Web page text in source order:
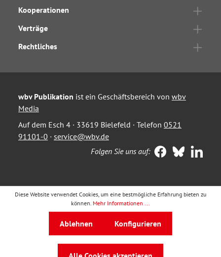
Kooperationen
Verträge
Rechtliches
wbv Publikation ist ein Geschäftsbereich von wbv
Media
Auf dem Esch 4 · 33619 Bielefeld · Telefon 0521
91101-0 · service@wbv.de
Folgen Sie uns auf:
Diese Website verwendet Cookies, um eine bestmögliche Erfahrung bieten zu
können. Mehr Informationen ...
Ablehnen Konfigurieren